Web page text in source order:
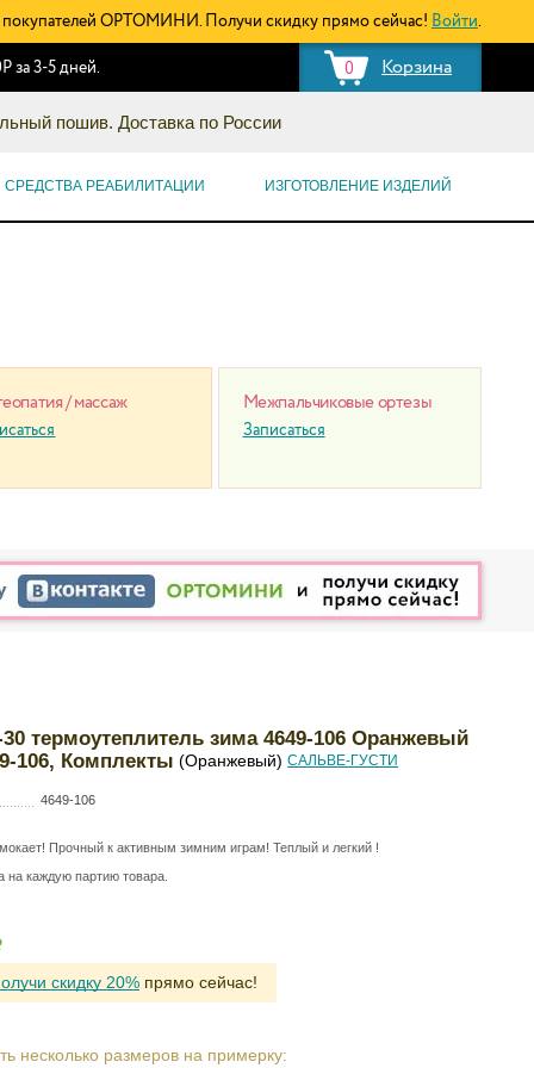
покупателей ОРТОМИНИ. Получи скидку прямо сейчас! Войти.
0 Корзина
за 3-5 дней.
пошив. Доставка по России
СРЕДСТВА РЕАБИЛИТАЦИИ ИЗГОТОВЛЕНИЕ ИЗДЕЛИЙ
/ массаж Межпальчиковые ортезы
Записаться
термоутеплитель зима 4649-106 Оранжевый
106, Комплекты (Оранжевый) САЛЬВЕ-ГУСТИ
4649-106
Прочный к активным зимним играм! Теплый и легкий !
на каждую партию товара.
скидку 20% прямо сейчас!
несколько размеров на примерку: